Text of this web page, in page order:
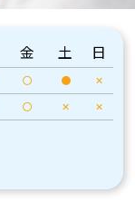
金 土 日
〇 ● ✕
〇 ✕ ✕